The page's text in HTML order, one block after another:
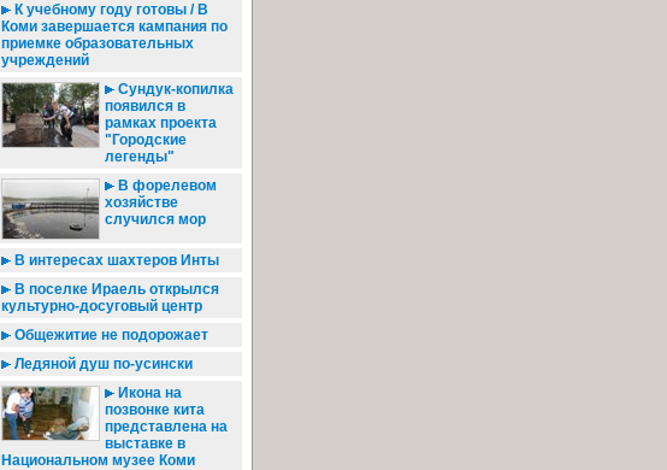
К учебному году готовы / В
Коми завершается кампания по
приемке образовательных
учреждений
Сундук-копилка
появился в
рамках проекта
"Городские
легенды"
В форелевом
хозяйстве
случился мор
В интересах шахтеров Инты
В поселке Ираель открылся
культурно-досуговый центр
Общежитие не подорожает
Ледяной душ по-усински
Икона на
позвонке кита
представлена на
выставке в
Национальном музее Коми